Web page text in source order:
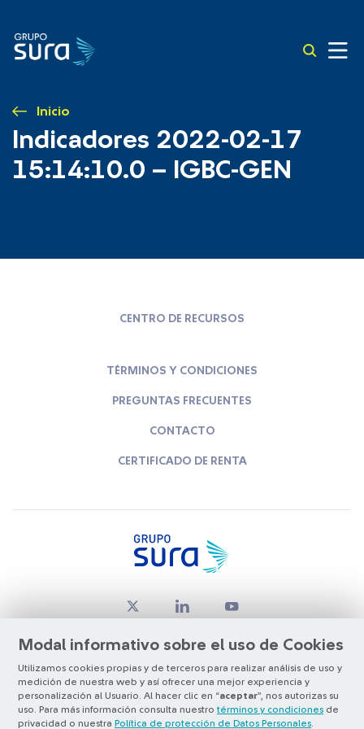
Inicio
Indicadores 2022-02-17
15:14:10.0 – IGBC-GEN
Modal informativo sobre el uso de Cookies
Utilizamos cookies propias y de terceros para realizar análisis de uso y
medición de nuestra web y así ofrecer una mejor experiencia y
personalización al Usuario. Al hacer clic en “aceptar”, nos autorizas su
uso. Para más información consulta nuestro términos y condiciones de
privacidad o nuestra Política de protección de Datos Personales
CENTRO DE RECURSOS
TÉRMINOS Y CONDICIONES
PREGUNTAS FRECUENTES
CONTACTO
CERTIFICADO DE RENTA
© Copyright Grupo SURA 2026